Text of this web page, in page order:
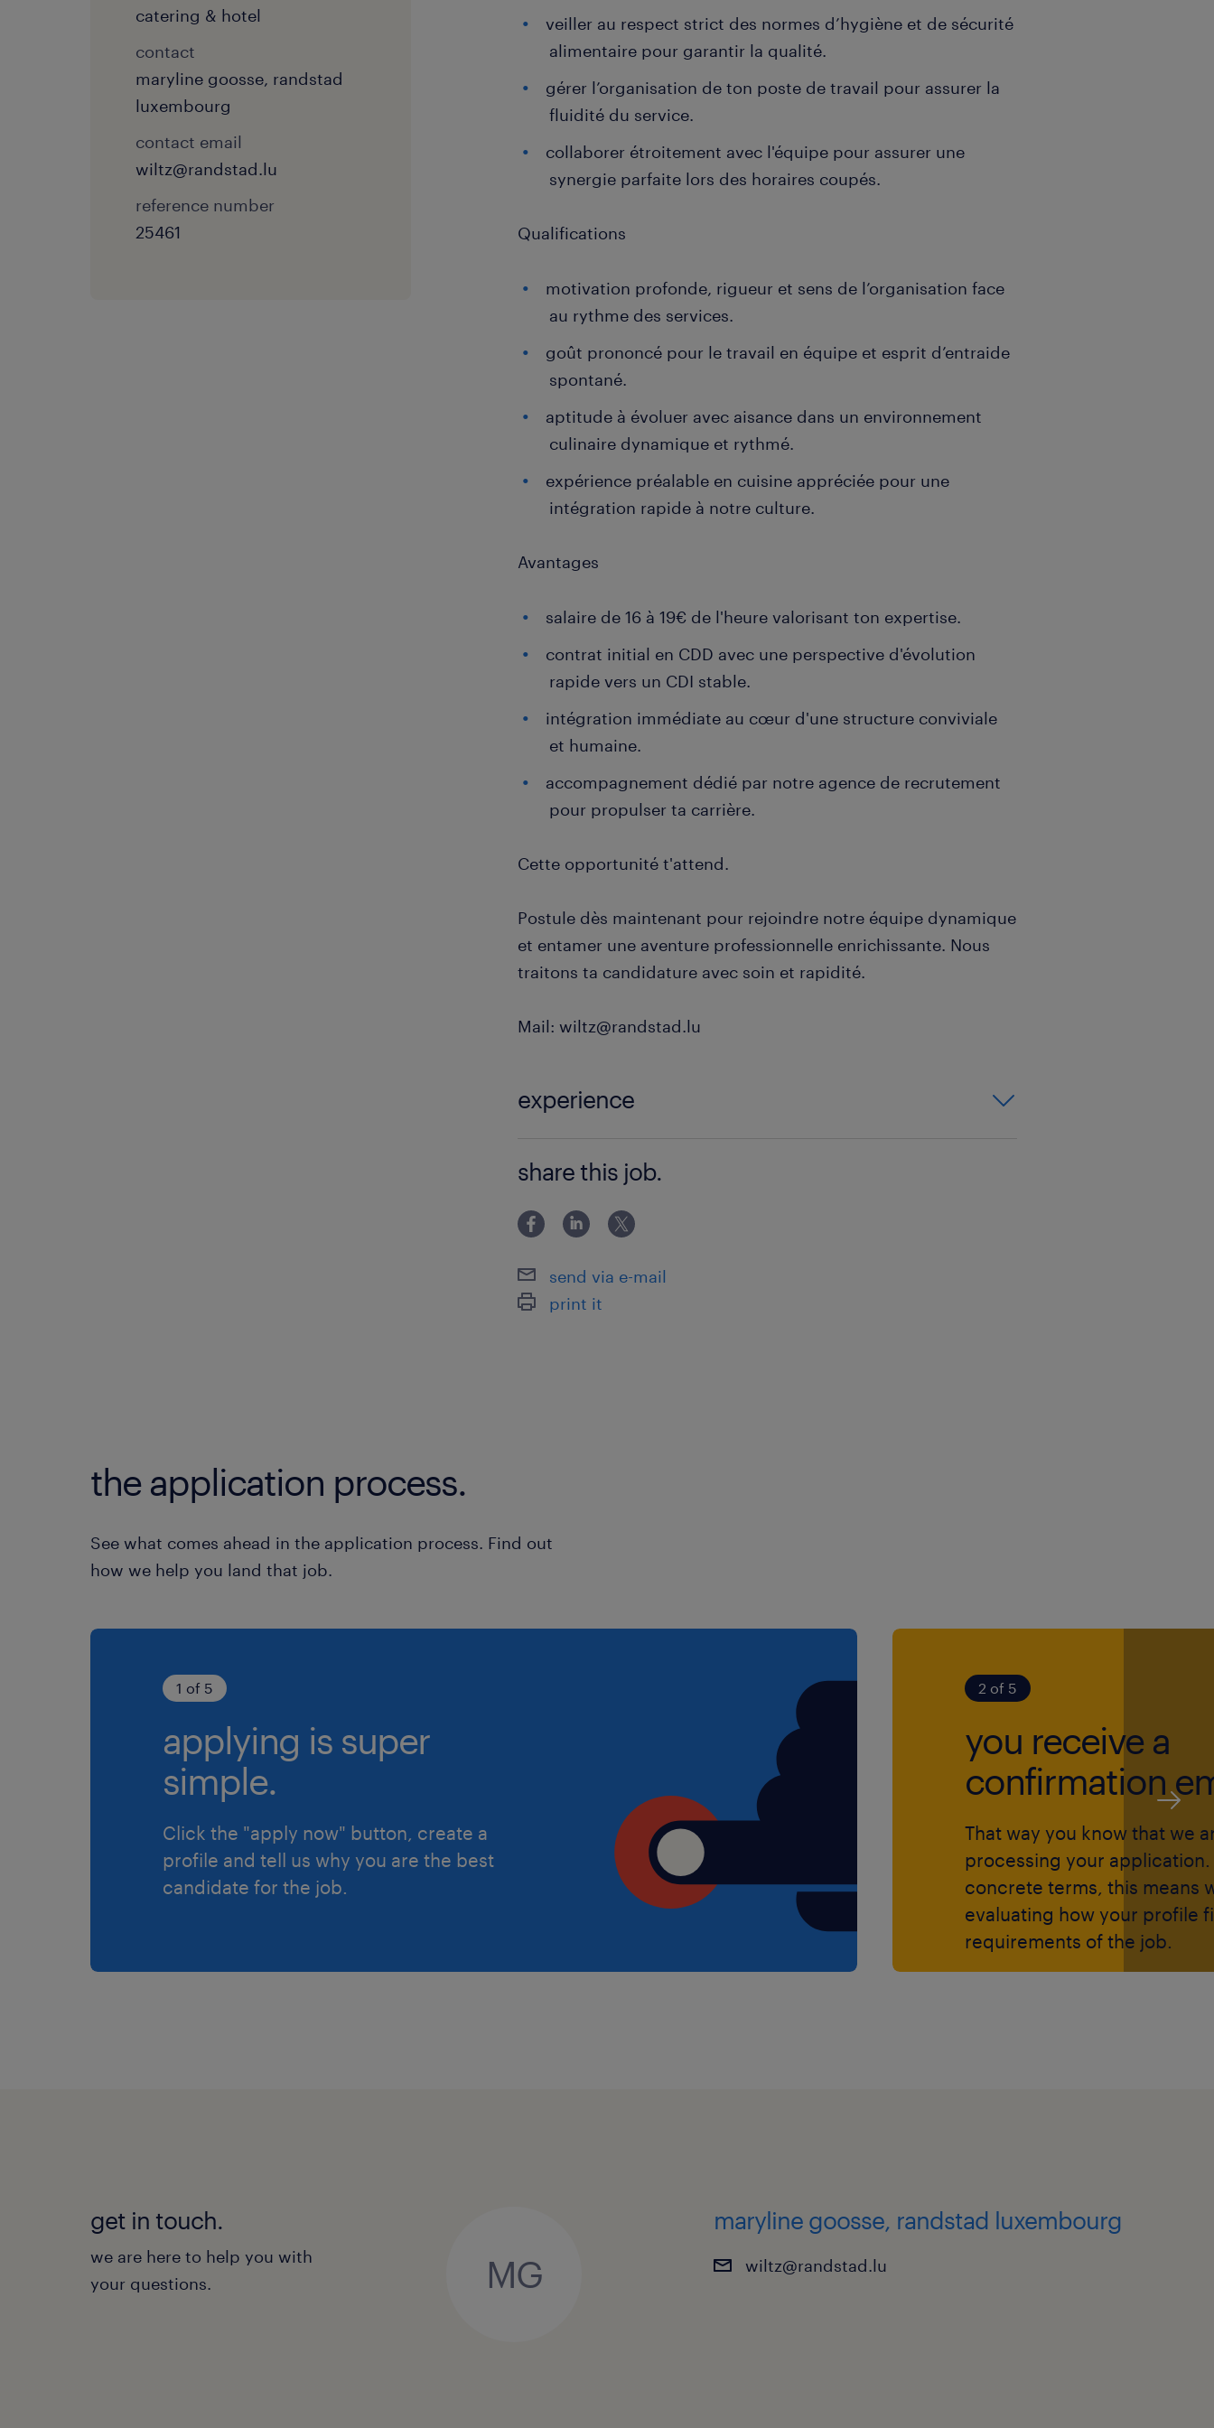
catering & hotel
contact
maryline goosse, randstad
luxembourg
contact email
wiltz@randstad.lu
reference number
25461
veiller au respect strict des normes d’hygiène et de sécurité
alimentaire pour garantir la qualité.
gérer l’organisation de ton poste de travail pour assurer la
fluidité du service.
collaborer étroitement avec l'équipe pour assurer une
synergie parfaite lors des horaires coupés.
Qualifications
motivation profonde, rigueur et sens de l’organisation face
au rythme des services.
goût prononcé pour le travail en équipe et esprit d’entraide
spontané.
aptitude à évoluer avec aisance dans un environnement
culinaire dynamique et rythmé.
expérience préalable en cuisine appréciée pour une
intégration rapide à notre culture.
Avantages
salaire de 16 à 19€ de l'heure valorisant ton expertise.
contrat initial en CDD avec une perspective d'évolution
rapide vers un CDI stable.
intégration immédiate au cœur d'une structure conviviale
et humaine.
accompagnement dédié par notre agence de recrutement
pour propulser ta carrière.
Cette opportunité t'attend.
Postule dès maintenant pour rejoindre notre équipe dynamique
et entamer une aventure professionnelle enrichissante. Nous
traitons ta candidature avec soin et rapidité.
Mail: wiltz@randstad.lu
experience
share this job.
send via e-mail
print it
the application process.
See what comes ahead in the application process. Find out
how we help you land that job.
1 of 5
applying is super
simple.
Click the "apply now" button, create a
profile and tell us why you are the best
candidate for the job.
2 of 5
you receive a
confirmation
That way you know that we
processing your application.
concrete terms, this means
evaluating how your profile
requirements of the job.
get in touch.
we are here to help you with
your questions.
MG
maryline goosse, randstad luxembourg
wiltz@randstad.lu